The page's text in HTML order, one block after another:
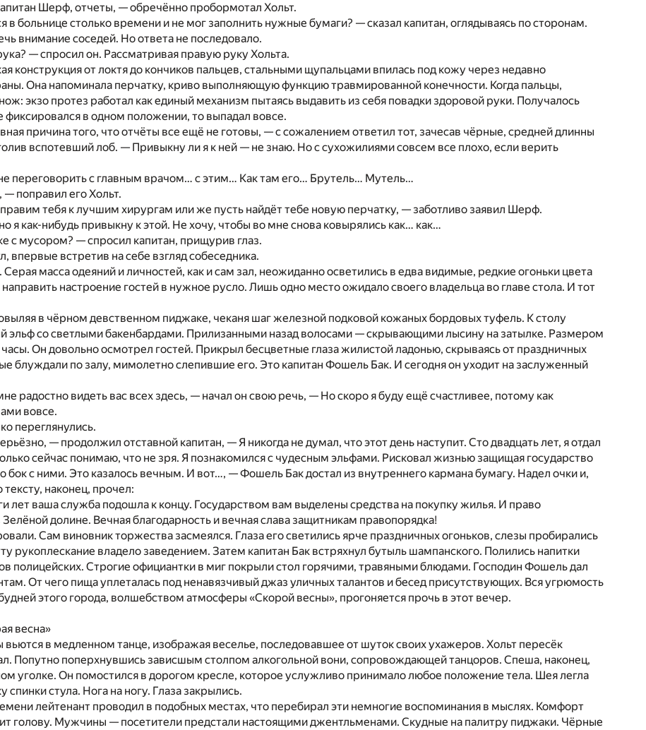
Шерф, отчеты, — обречённо пробормотал Хольт.
в больнице столько времени и не мог заполнить нужные бумаги? — сказал капитан, оглядываясь по сторонам.
внимание соседей. Но ответа не последовало.
— спросил он. Рассматривая правую руку Хольта.
конструкция от локтя до кончиков пальцев, стальными щупальцами впилась под кожу через недавно
Она напоминала перчатку, криво выполняющую функцию травмированной конечности. Когда пальцы,
экзо протез работал как единый механизм пытаясь выдавить из себя повадки здоровой руки. Получалось
фиксировался в одном положении, то выпадал вовсе.
причина того, что отчёты все ещё не готовы, — с сожалением ответил тот, зачесав чёрные, средней длинны
вспотевший лоб. — Привыкну ли я к ней — не знаю. Но с сухожилиями совсем все плохо, если верить
переговорить с главным врачом… с этим… Как там его… Брутель… Мутель…
поправил его Хольт.
тебя к лучшим хирургам или же пусть найдёт тебе новую перчатку, — заботливо заявил Шерф.
я как-нибудь привыкну к этой. Не хочу, чтобы во мне снова ковырялись как… как…
с мусором? — спросил капитан, прищурив глаз.
впервые встретив на себе взгляд собеседника.
масса одеяний и личностей, как и сам зал, неожиданно осветились в едва видимые, редкие огоньки цвета
настроение гостей в нужное русло. Лишь одно место ожидало своего владельца во главе стола. И тот
в чёрном девственном пиджаке, чеканя шаг железной подковой кожаных бордовых туфель. К столу
эльф со светлыми бакенбардами. Прилизанными назад волосами — скрывающими лысину на затылке. Размером
Он довольно осмотрел гостей. Прикрыл бесцветные глаза жилистой ладонью, скрываясь от праздничных
блуждали по залу, мимолетно слепившие его. Это капитан Фошель Бак. И сегодня он уходит на заслуженный
радостно видеть вас всех здесь, — начал он свою речь, — Но скоро я буду ещё счастливее, потому как
вовсе.
переглянулись.
— продолжил отставной капитан, — Я никогда не думал, что этот день наступит. Сто двадцать лет, я отдал
сейчас понимаю, что не зря. Я познакомился с чудесным эльфами. Рисковал жизнью защищая государство
бок с ними. Это казалось вечным. И вот…, — Фошель Бак достал из внутреннего кармана бумагу. Надел очки и,
тексту, наконец, прочел:
лет ваша служба подошла к концу. Государством вам выделены средства на покупку жилья. И право
долине. Вечная благодарность и вечная слава защитникам правопорядка!
Сам виновник торжества засмеялся. Глаза его светились ярче праздничных огоньков, слезы пробирались
рукоплескание владело заведением. Затем капитан Бак встряхнул бутыль шампанского. Полились напитки
полицейских. Строгие официантки в миг покрыли стол горячими, травяными блюдами. Господин Фошель дал
От чего пища уплеталась под ненавязчивый джаз уличных талантов и бесед присутствующих. Вся угрюмость
этого города, волшебством атмосферы «Скорой весны», прогоняется прочь в этот вечер.
весна»
в медленном танце, изображая веселье, последовавшее от шуток своих ухажеров. Хольт пересёк
Попутно поперхнувшись зависшым столпом алкогольной вони, сопровождающей танцоров. Спеша, наконец,
уголке. Он помостился в дорогом кресле, которое услужливо принимало любое положение тела. Шея легла
спинки стула. Нога на ногу. Глаза закрылись.
лейтенант проводил в подобных местах, что перебирал эти немногие воспоминания в мыслях. Комфорт
голову. Мужчины — посетители предстали настоящими джентльменами. Скудные на палитру пиджаки. Чёрные